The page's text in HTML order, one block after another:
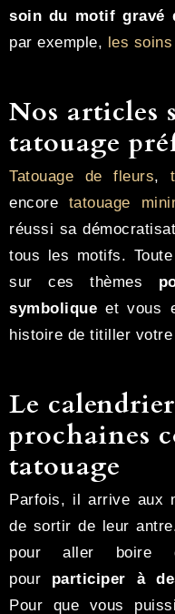
soin du motif gravé
par exemple, les
Nos articles
tatouage
Tatouage de fleurs,
encore tatouage
réussi sa
tous les motifs. Toute
sur ces thèmes
symbolique et vous
histoire de titiller
Le
prochaines
tatouage
Parfois, il arrive aux
de sortir de leur
pour aller boire
pour participer à
Pour que vous